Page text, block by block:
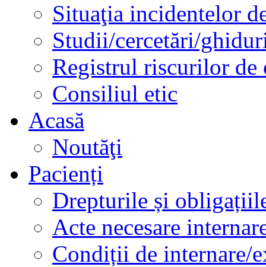
Situaţia incidentelor
Studii/cercetări/
Registrul riscurilor de
Consiliul etic
Acasă
Noutăţi
Pacienți
Drepturile și
Acte necesare
Condiții de internare/